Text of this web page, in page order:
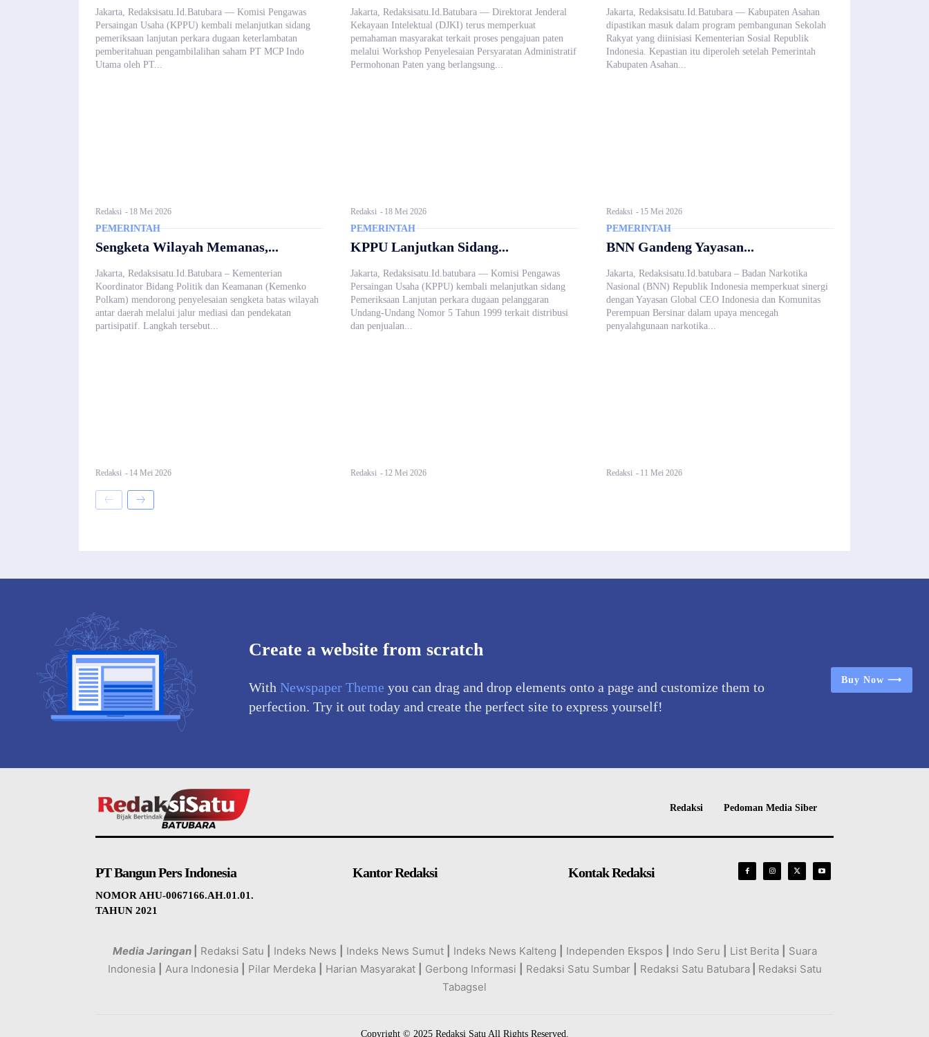
Jakarta, Redaksisatu.Id.Batubara — Komisi Pengawas
Persaingan Usaha (KPPU) kembali melanjutkan sidang
pemeriksaan lanjutan perkara dugaan keterlambatan
pemberitahuan pengambilalihan saham PT MCP Indo
Utama oleh PT...
Redaksi - 18 Mei 2026
Jakarta, Redaksisatu.Id.Batubara — Direktorat Jenderal
Kekayaan Intelektual (DJKI) terus memperkuat
pemahaman masyarakat terkait proses pengajuan paten
melalui Workshop Penyelesaian Persyaratan Administratif
Permohonan Paten yang berlangsung...
Redaksi - 18 Mei 2026
Jakarta, Redaksisatu.Id.Batubara — Kabupaten Asahan
dipastikan masuk dalam program pembangunan Sekolah
Rakyat yang diinisiasi Kementerian Sosial Republik
Indonesia. Kepastian itu diperoleh setelah Pemerintah
Kabupaten Asahan...
Redaksi - 15 Mei 2026
PEMERINTAH
Sengketa Wilayah Memanas,...
Jakarta, Redaksisatu.Id.Batubara – Kementerian
Koordinator Bidang Politik dan Keamanan (Kemenko
Polkam) mendorong penyelesaian sengketa batas wilayah
antar daerah melalui jalur mediasi dan pendekatan
partisipatif. Langkah tersebut...
Redaksi - 14 Mei 2026
PEMERINTAH
KPPU Lanjutkan Sidang...
Jakarta, Redaksisatu.Id.batubara — Komisi Pengawas
Persaingan Usaha (KPPU) kembali melanjutkan sidang
Pemeriksaan Lanjutan perkara dugaan pelanggaran
Undang-Undang Nomor 5 Tahun 1999 terkait distribusi
dan penjualan...
Redaksi - 12 Mei 2026
PEMERINTAH
BNN Gandeng Yayasan...
Jakarta, Redaksisatu.Id.batubara – Badan Narkotika
Nasional (BNN) Republik Indonesia memperkuat sinergi
dengan Yayasan Global CEO Indonesia dan Komunitas
Perempuan Bersinar dalam upaya mencegah
penyalahgunaan narkotika...
Redaksi - 11 Mei 2026
Create a website from scratch
With Newspaper Theme you can drag and drop elements onto a page and customize them to
perfection. Try it out today and create the perfect site to express yourself!
Buy Now ⟶
Redaksi Pedoman Media Siber
PT Bangun Pers Indonesia
NOMOR AHU-0067166.AH.01.01.
TAHUN 2021
Kantor Redaksi Kontak Redaksi
Media Jaringan Redaksi Satu Indeks News Indeks News Sumut Indeks News Kalteng Independen Ekspos Indo Seru List Berita
Suara
Indonesia
Aura Indonesia Pilar Merdeka Harian Masyarakat Gerbong Informasi Redaksi Satu Sumbar Redaksi Satu Batubara| Redaksi Satu
Tabagsel
Copyright © 2025 Redaksi Satu All Rights Reserved.